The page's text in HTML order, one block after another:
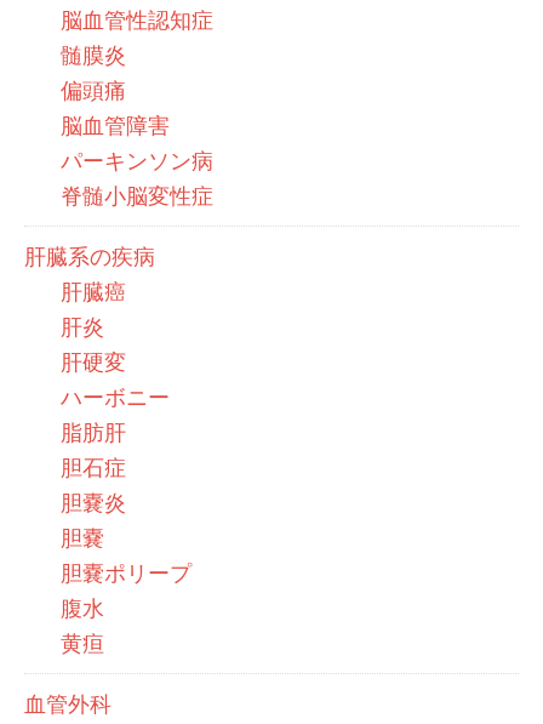
脳血管性認知症
髄膜炎
偏頭痛
脳血管障害
パーキンソン病
脊髄小脳変性症
肝臓系の疾病
肝臓癌
肝炎
肝硬変
ハーボニー
脂肪肝
胆石症
胆嚢炎
胆嚢
胆嚢ポリープ
腹水
黄疸
血管外科